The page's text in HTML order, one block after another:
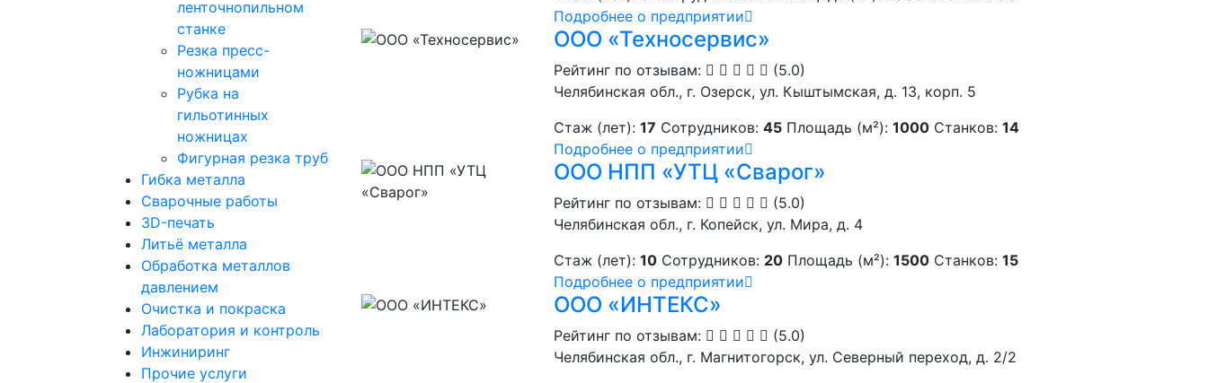
ленточнопильном
станке
Резка пресс-
ножницами
Рубка на
гильотинных
ножницах
Фигурная резка труб
Гибка металла
Сварочные работы
3D-печать
Литьё металла
Обработка металлов
давлением
Очистка и покраска
Лаборатория и контроль
Инжиниринг
Прочие услуги
Подробнее о предприятии
ООО «Техносервис»
Рейтинг по отзывам:
(5.0)
Челябинская обл., г. Озерск, ул. Кыштымская, д. 13, корп. 5
Стаж (лет): 17 Сотрудников: 45 Площадь (м²): 1000 Станков: 14
Подробнее о предприятии
ООО НПП «УТЦ «Сварог»
Рейтинг по отзывам:
(5.0)
Челябинская обл., г. Копейск, ул. Мира, д. 4
Стаж (лет): 10 Сотрудников: 20 Площадь (м²): 1500 Станков: 15
Подробнее о предприятии
ООО «ИНТЕКС»
Рейтинг по отзывам:
(5.0)
Челябинская обл., г. Магнитогорск, ул. Северный переход, д. 2/2